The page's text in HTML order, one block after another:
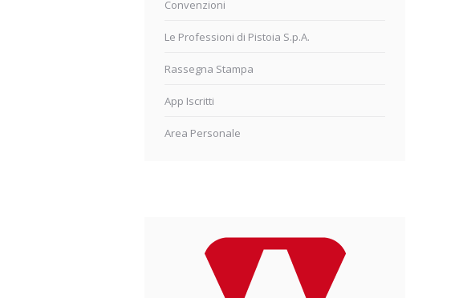
Convenzioni
Le Professioni di Pistoia S.p.A.
Rassegna Stampa
App Iscritti
Area Personale